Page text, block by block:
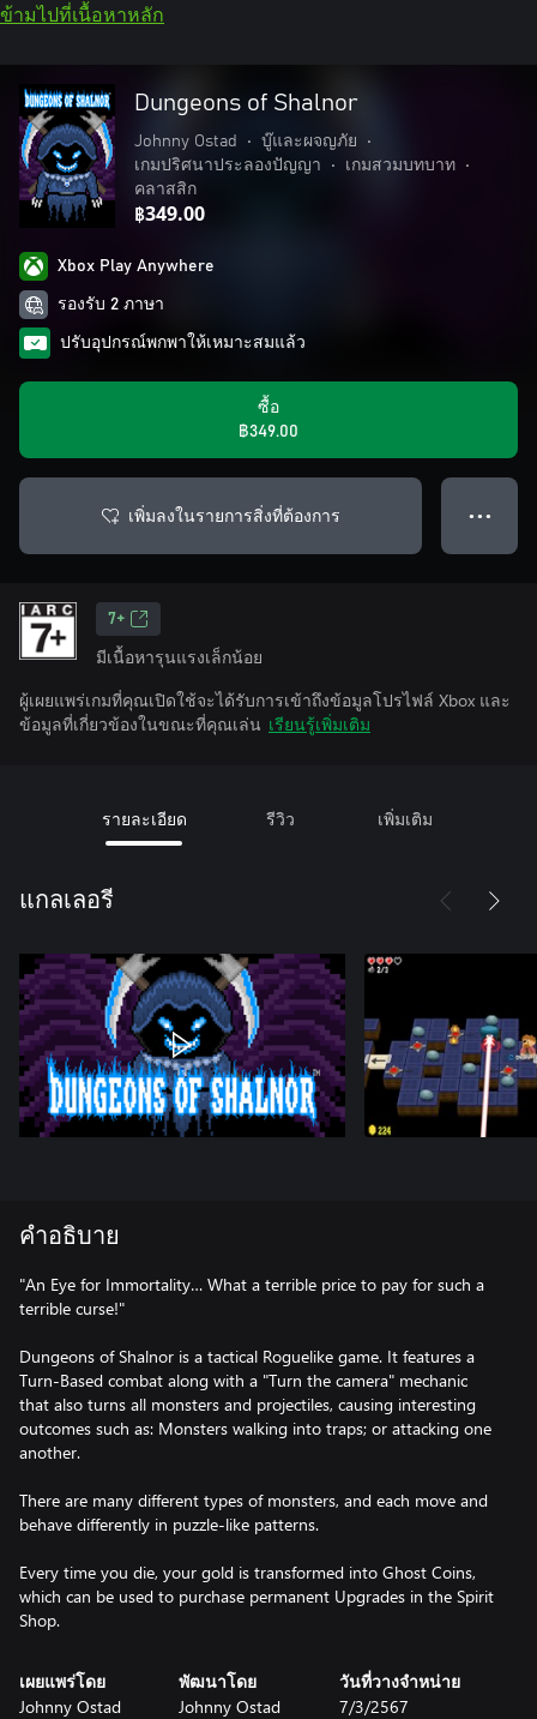
ข้ามไปที่เนื้อหาหลัก
Dungeons of Shalnor
Johnny Ostad • บู๊และผจญภัย
•
เกมปริศนาประลองปัญญา
• เกมสวมบทบาท
•
คลาสสิก
฿349.00
Xbox Play Anywhere
รองรับ 2 ภาษา
ปรับอุปกรณ์พกพาให้เหมาะสมแล้ว
ซื้อ
฿349.00
เพิ่มลงในรายการสิ่งที่ต้องการ ● ● ●
7+
มีเนื้อหารุนแรงเล็กน้อย
ผู้เผยแพร่เกมที่คุณเปิดใช้จะได้รับการเข้าถึงข้อมูลโปรไฟล์ Xbox และ
ข้อมูลที่เกี่ยวข้องในขณะที่คุณเล่น เรียนรู้เพิ่มเติม
รายละเอียด รีวิว เพิ่มเติม
แกลเลอรี
คำอธิบาย
"An Eye for Immortality… What a terrible price to pay for such a
terrible curse!"
Dungeons of Shalnor is a tactical Roguelike game. It features a
Turn-Based combat along with a "Turn the camera" mechanic
that also turns all monsters and projectiles, causing interesting
outcomes such as: Monsters walking into traps; or attacking one
another.
There are many different types of monsters, and each move and
behave differently in puzzle-like patterns.
Every time you die, your gold is transformed into Ghost Coins,
which can be used to purchase permanent Upgrades in the Spirit
Shop.
เผยแพร่โดย
Johnny Ostad
พัฒนาโดย
Johnny Ostad
วันที่วางจำหน่าย
7/3/2567